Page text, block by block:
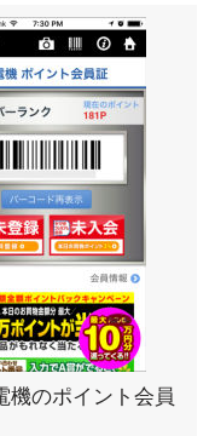
機のポイント会員